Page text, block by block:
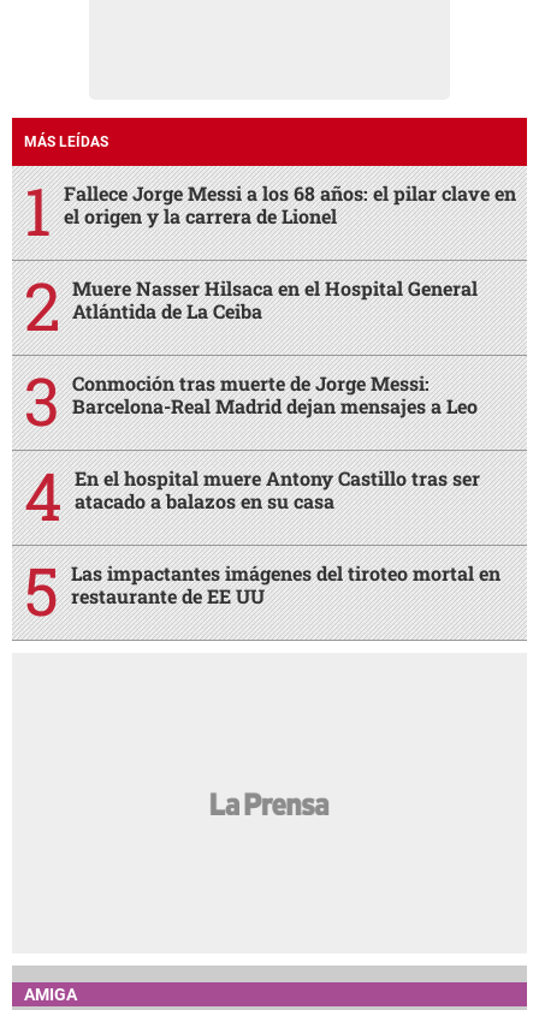
MÁS LEÍDAS
Fallece Jorge Messi a los 68 años: el pilar clave en
el origen y la carrera de Lionel
Muere Nasser Hilsaca en el Hospital General
Atlántida de La Ceiba
Conmoción tras muerte de Jorge Messi:
Barcelona-Real Madrid dejan mensajes a Leo
En el hospital muere Antony Castillo tras ser
atacado a balazos en su casa
Las impactantes imágenes del tiroteo mortal en
restaurante de EE UU
AMIGA